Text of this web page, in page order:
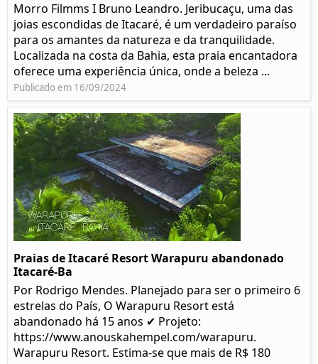
Morro Filmms I Bruno Leandro. Jeribucaçu, uma das
joias escondidas de Itacaré, é um verdadeiro paraíso
para os amantes da natureza e da tranquilidade.
Localizada na costa da Bahia, esta praia encantadora
oferece uma experiência única, onde a beleza ...
Publicado em 16/09/2024
Praias de Itacaré Resort Warapuru abandonado
Itacaré-Ba
Por Rodrigo Mendes. Planejado para ser o primeiro 6
estrelas do País, O Warapuru Resort está
abandonado há 15 anos ✔ Projeto:
https://www.anouskahempel.com/warapuru.
Warapuru Resort. Estima-se que mais de R$ 180